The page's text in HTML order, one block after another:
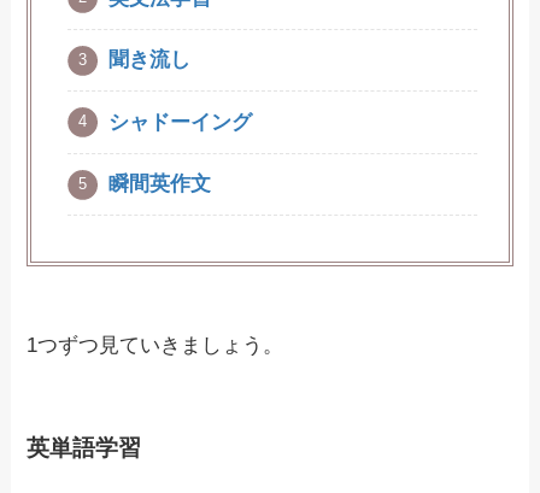
聞き流し
シャドーイング
瞬間英作文
1つずつ見ていきましょう。
英単語学習